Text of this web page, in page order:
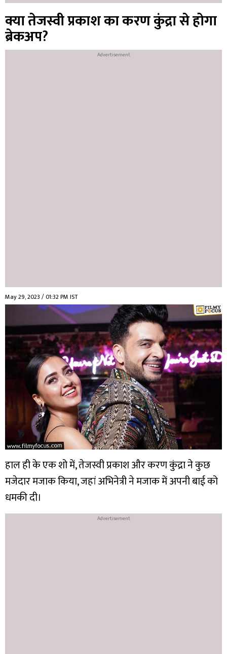
क्या तेजस्वी प्रकाश का करण कुंद्रा से होगा
ब्रेकअप?
May 29, 2023 / 01:32 PM IST
हाल ही के एक शो में, तेजस्वी प्रकाश और करण कुंद्रा ने कुछ
मजेदार मजाक किया, जहां अभिनेत्री ने मजाक में अपनी बाई को
धमकी दी।